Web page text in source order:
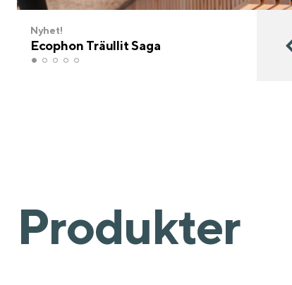
Nyhet!
Ecophon Träullit Saga
Produkter